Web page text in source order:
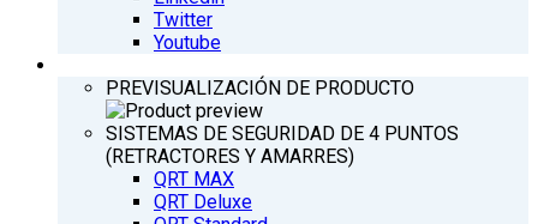
Twitter
Youtube
PREVISUALIZACIÓN DE PRODUCTO
SISTEMAS DE SEGURIDAD DE 4 PUNTOS
(RETRACTORES Y AMARRES)
QRT MAX
QRT Deluxe